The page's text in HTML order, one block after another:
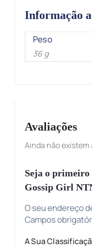
Informação
Peso
36 g
Avaliações
Ainda não existem
Seja o primeiro
Gossip Girl
O seu endereço
Campos
A Sua